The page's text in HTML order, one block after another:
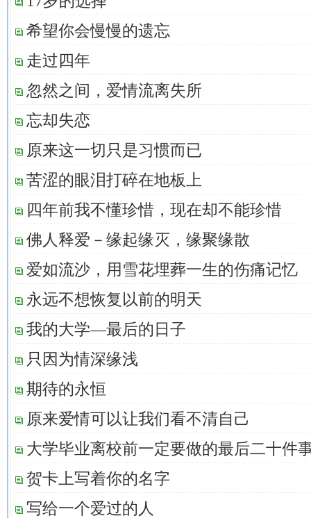
希望你会慢慢的遗忘
走过四年
忽然之间，爱情流离失所
忘却失恋
原来这一切只是习惯而已
苦涩的眼泪打碎在地板上
四年前我不懂珍惜，现在却不能珍惜
佛人释爱－缘起缘灭，缘聚缘散
爱如流沙，用雪花埋葬一生的伤痛记忆
永远不想恢复以前的明天
我的大学—最后的日子
只因为情深缘浅
期待的永恒
原来爱情可以让我们看不清自己
大学毕业离校前一定要做的最后二十件
贺卡上写着你的名字
写给一个爱过的人